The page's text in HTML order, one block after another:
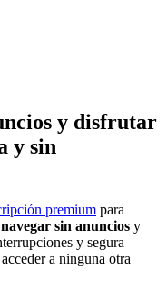
y disfrutar
y sin
premium para
navegar sin anuncios y
y segura
a ninguna otra